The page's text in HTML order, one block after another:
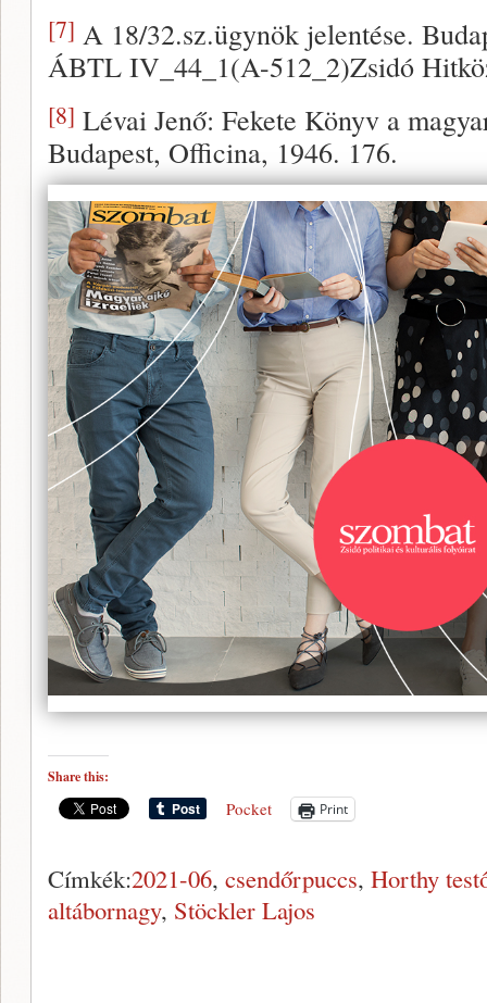
[7] A 18/32.sz.ügynök jelentése.
ÁBTL IV_44_1(A-512_2)Zsidó
[8] Lévai Jenő: Fekete Könyv a
Budapest, Officina, 1946. 176.
Share this:
Pocket Print
Címkék:2021-06, csendőrpuccs, Horthy
altábornagy, Stöckler Lajos